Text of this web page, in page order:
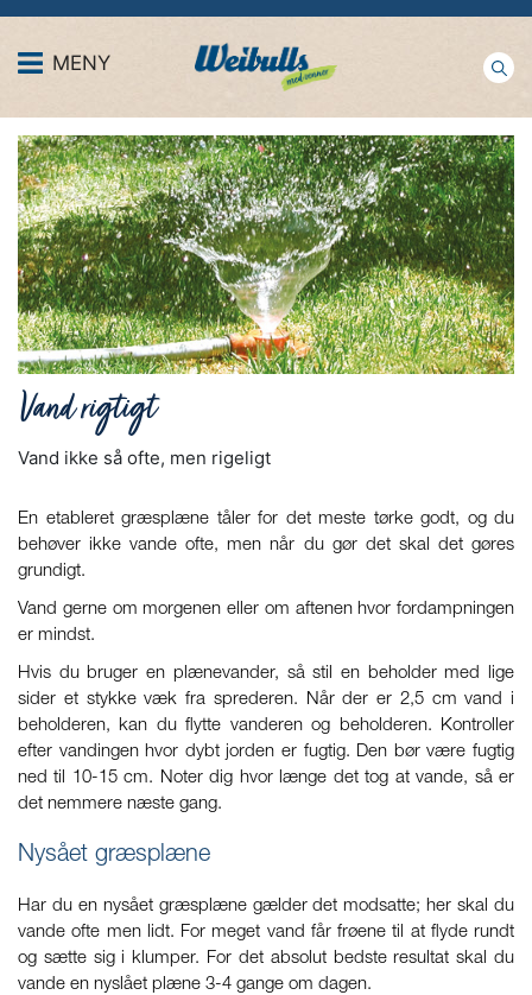
MENY
Vand rigtigt
Vand ikke så ofte, men rigeligt
En etableret græsplæne tåler for det meste tørke godt, og du
behøver ikke vande ofte, men når du gør det skal det gøres
grundigt.
Vand gerne om morgenen eller om aftenen hvor fordampningen
er mindst.
Hvis du bruger en plænevander, så stil en beholder med lige
sider et stykke væk fra sprederen. Når der er 2,5 cm vand i
beholderen, kan du flytte vanderen og beholderen. Kontroller
efter vandingen hvor dybt jorden er fugtig. Den bør være fugtig
ned til 10-15 cm. Noter dig hvor længe det tog at vande, så er
det nemmere næste gang.
Nysået græsplæne
Har du en nysået græsplæne gælder det modsatte; her skal du
vande ofte men lidt. For meget vand får frøene til at flyde rundt
og sætte sig i klumper. For det absolut bedste resultat skal du
vande en nyslået plæne 3-4 gange om dagen.